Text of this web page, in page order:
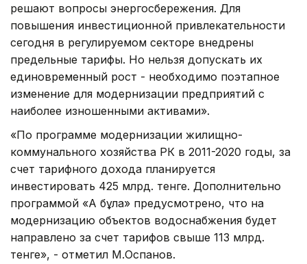
решают вопросы энергосбережения. Для
повышения инвестиционной привлекательности
сегодня в регулируемом секторе внедрены
предельные тарифы. Но нельзя допускать их
единовременный рост - необходимо поэтапное
изменение для модернизации предприятий с
наиболее изношенными активами».
«По программе модернизации жилищно-
коммунального хозяйства РК в 2011-2020 годы, за
счет тарифного дохода планируется
инвестировать 425 млрд. тенге. Дополнительно
программой «Ақ бұлақ» предусмотрено, что на
модернизацию объектов водоснабжения будет
направлено за счет тарифов свыше 113 млрд.
тенге», - отметил М.Оспанов.